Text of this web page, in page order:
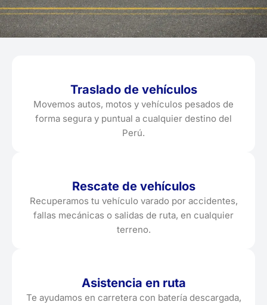
Traslado de vehículos
Movemos autos, motos y vehículos pesados de
forma segura y puntual a cualquier destino del
Perú.
Rescate de vehículos
Recuperamos tu vehículo varado por accidentes,
fallas mecánicas o salidas de ruta, en cualquier
terreno.
Asistencia en ruta
Te ayudamos en carretera con batería descargada,